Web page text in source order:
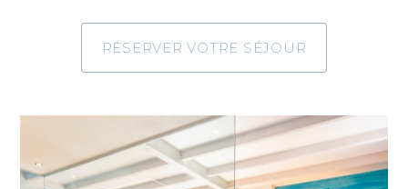
RÉSERVER VOTRE SÉJOUR